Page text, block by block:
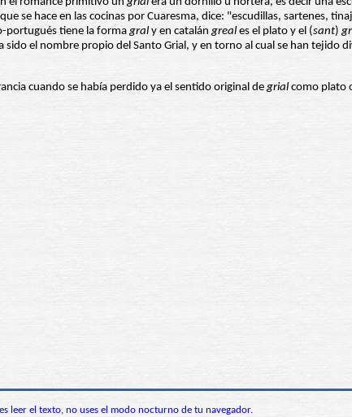
se hace en las cocinas por Cuaresma, dice: "escudillas, sartenes,
portugués tiene la formagral y en catalángreal es el plato y el (sant)
el nombre propio del Santo Grial, y en torno al cual se han tejido
cuando se había perdido ya el sentido original degrial como plato
leer el texto, no uses el modo nocturno de tu navegador.